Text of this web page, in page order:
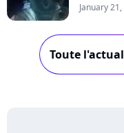
January
Toute